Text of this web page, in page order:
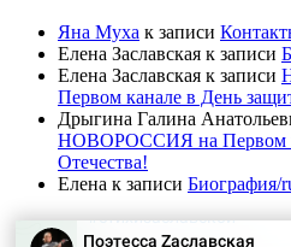
Яна Муха к записи
Елена Заславская к записи
Елена Заславская к записи
Первом канале в День
Дрыгина Галина
НОВОРОССИЯ на Первом
Отечества!
Елена к записи Биография/